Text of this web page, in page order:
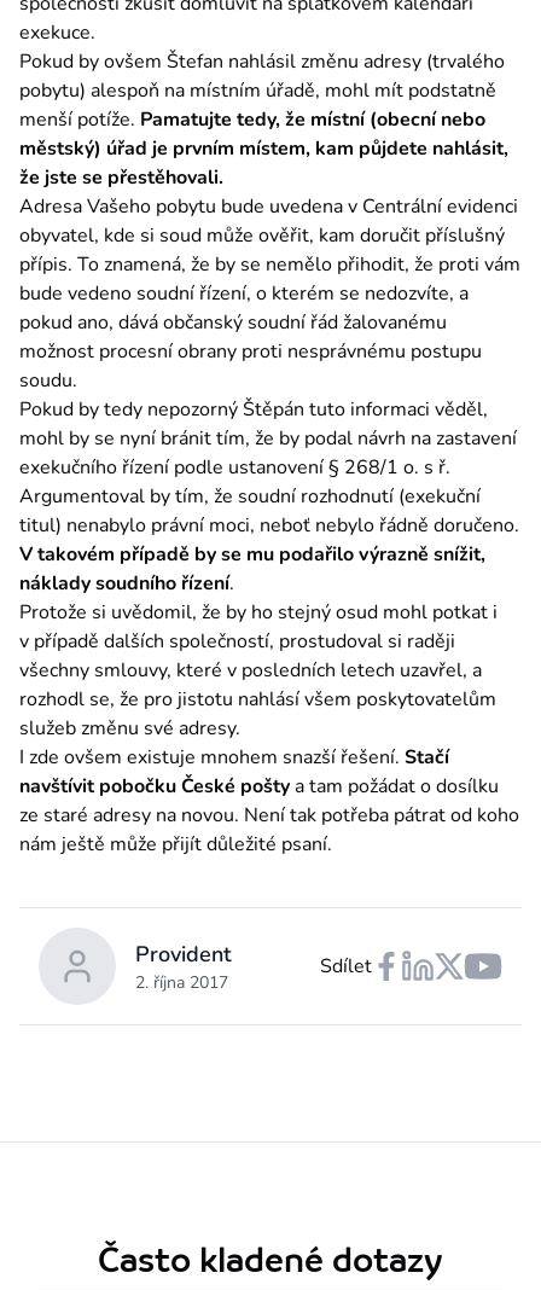
exekuce.
Pokud by ovšem Štefan nahlásil změnu adresy (trvalého
pobytu) alespoň na místním úřadě, mohl mít podstatně
menší potíže. Pamatujte tedy, že místní (obecní nebo
městský) úřad je prvním místem, kam půjdete nahlásit,
že jste se přestěhovali.
Adresa Vašeho pobytu bude uvedena v Centrální evidenci
obyvatel, kde si soud může ověřit, kam doručit příslušný
přípis. To znamená, že by se nemělo přihodit, že proti vám
bude vedeno soudní řízení, o kterém se nedozvíte, a
pokud ano, dává občanský soudní řád žalovanému
možnost procesní obrany proti nesprávnému postupu
soudu.
Pokud by tedy nepozorný Štěpán tuto informaci věděl,
mohl by se nyní bránit tím, že by podal návrh na zastavení
exekučního řízení podle ustanovení § 268/1 o. s ř.
Argumentoval by tím, že soudní rozhodnutí (exekuční
titul) nenabylo právní moci, neboť nebylo řádně doručeno.
V takovém případě by se mu podařilo výrazně snížit,
náklady soudního řízení.
Protože si uvědomil, že by ho stejný osud mohl potkat i
v případě dalších společností, prostudoval si raději
všechny smlouvy, které v posledních letech uzavřel, a
rozhodl se, že pro jistotu nahlásí všem poskytovatelům
služeb změnu své adresy.
I zde ovšem existuje mnohem snazší řešení. Stačí
navštívit pobočku České pošty a tam požádat o dosílku
ze staré adresy na novou. Není tak potřeba pátrat od koho
nám ještě může přijít důležité psaní.
Provident
2. října 2017
Sdílet
Často kladené dotazy